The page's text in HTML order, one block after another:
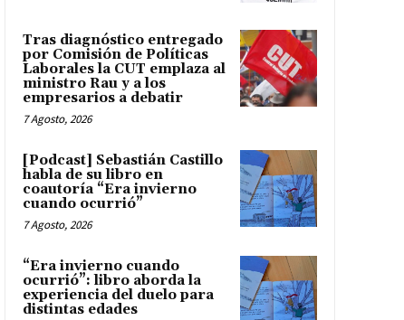
Tras diagnóstico entregado
por Comisión de Políticas
Laborales la CUT emplaza al
ministro Rau y a los
empresarios a debatir
7 Agosto, 2026
[Podcast] Sebastián Castillo
habla de su libro en
coautoría “Era invierno
cuando ocurrió”
7 Agosto, 2026
“Era invierno cuando
ocurrió”: libro aborda la
experiencia del duelo para
distintas edades